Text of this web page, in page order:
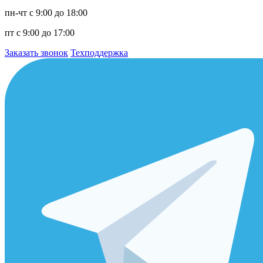
пн-чт с 9:00 до 18:00
пт с 9:00 до 17:00
Заказать звонок Техподдержка